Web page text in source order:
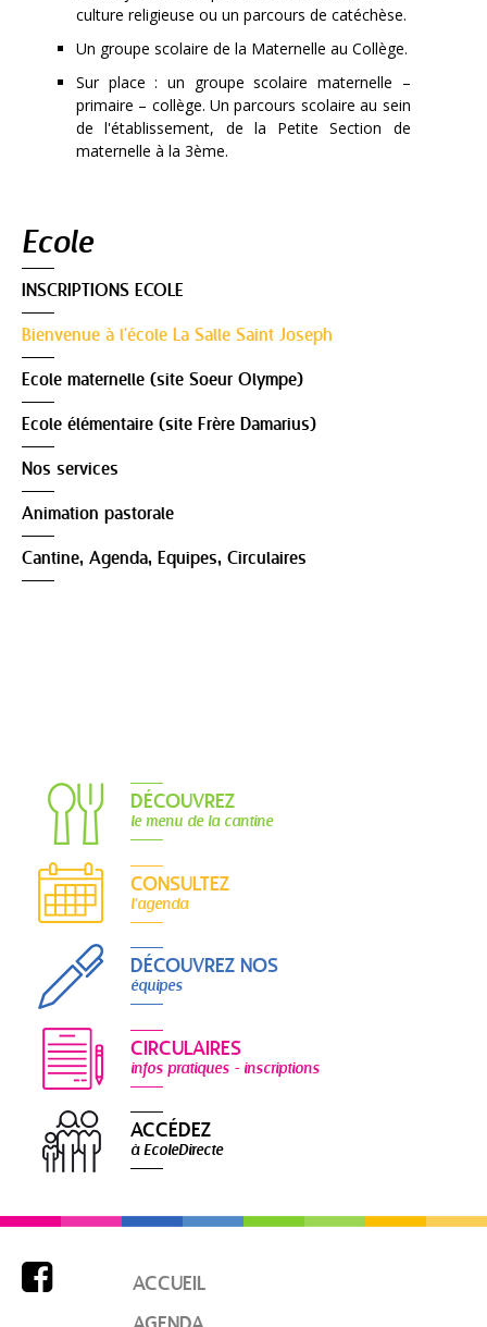
culture religieuse ou un parcours de catéchèse.
Un groupe scolaire de la Maternelle au Collège.
Sur place : un groupe scolaire maternelle –
primaire – collège. Un parcours scolaire au sein
de l'établissement, de la Petite Section de
maternelle à la 3ème.
Ecole
INSCRIPTIONS ECOLE
Bienvenue à l'école La Salle Saint Joseph
Ecole maternelle (site Soeur Olympe)
Ecole élémentaire (site Frère Damarius)
Nos services
Animation pastorale
Cantine, Agenda, Equipes, Circulaires
DÉCOUVREZ
le menu de la cantine
CONSULTEZ
l'agenda
DÉCOUVREZ NOS
équipes
CIRCULAIRES
infos pratiques - inscriptions
ACCÉDEZ
à EcoleDirecte

ACCUEIL